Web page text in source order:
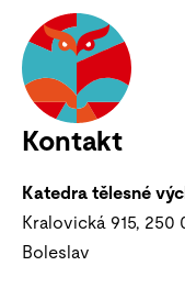
Kontakt
Katedra tělesné
Kralovická 915, 250
Boleslav